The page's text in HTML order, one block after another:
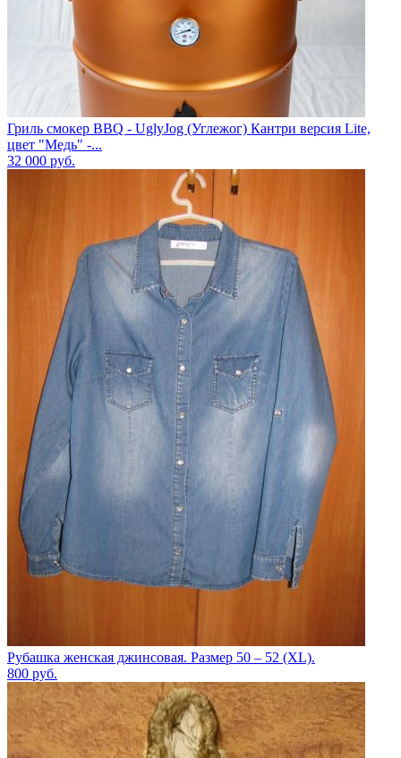
Гриль смокер BBQ - UglyJog (Углежог) Кантри версия Lite,
цвет "Медь" -...
32 000 руб.
Рубашка женская джинсовая. Размер 50 – 52 (XL).
800 руб.